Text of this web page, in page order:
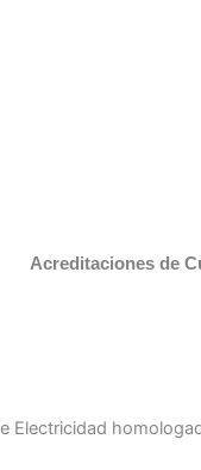
Acreditaciones de